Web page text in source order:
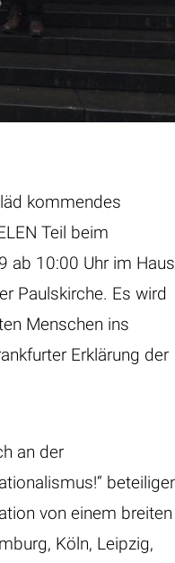
kommendes
Teil beim
ab 10:00 Uhr im Haus
Paulskirche. Es wird
Menschen ins
Erklärung der
an der
von einem breiten
Köln, Leipzig,